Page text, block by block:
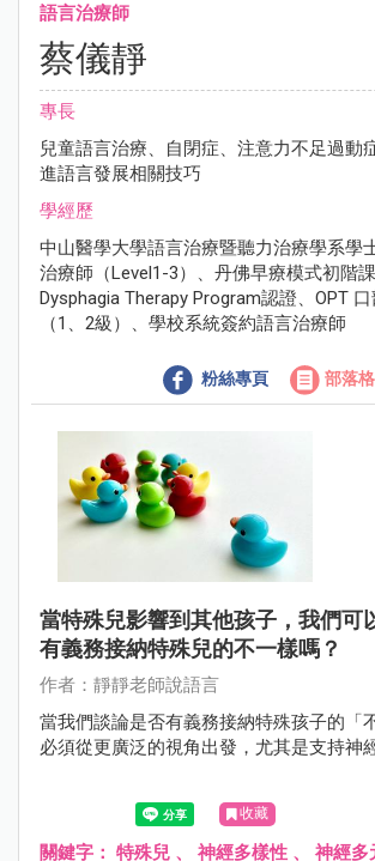
語言治療師
蔡儀靜
專長
兒童語言治療、自閉症、注意力不足過動
進語言發展相關技巧
學經歷
中山醫學大學語言治療暨聽力治療學系學
治療師（Level1-3）、丹佛早療模式初階
Dysphagia Therapy Program認證、OPT
（1、2級）、學校系統簽約語言治療師
粉絲專頁 部落格
當特殊兒影響到其他孩子，我們可
有義務接納特殊兒的不一樣嗎？
作者：靜靜老師說語言
當我們談論是否有義務接納特殊孩子的「
必須從更廣泛的視角出發，尤其是支持神
收藏
關鍵字： 特殊兒 、 神經多樣性 、 神經多